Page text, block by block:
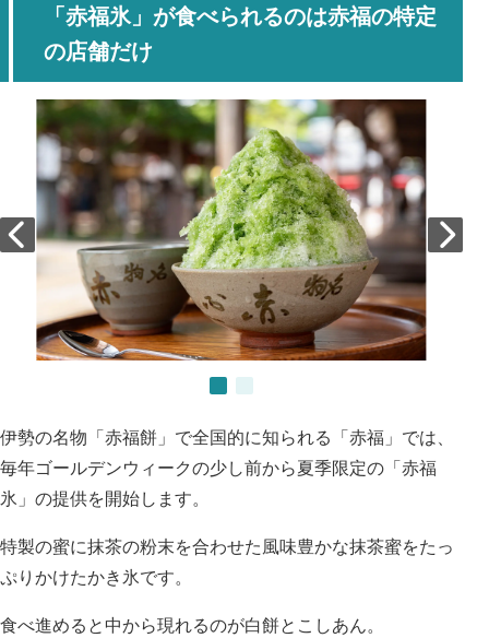
「赤福氷」が食べられるのは赤福の特定
の店舗だけ
伊勢の名物「赤福餅」で全国的に知られる「赤福」では、
毎年ゴールデンウィークの少し前から夏季限定の「赤福
氷」の提供を開始します。
特製の蜜に抹茶の粉末を合わせた風味豊かな抹茶蜜をたっ
ぷりかけたかき氷です。
食べ進めると中から現れるのが白餅とこしあん。